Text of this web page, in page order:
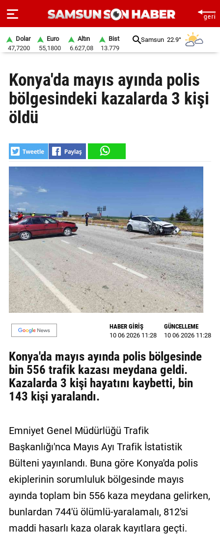
SAYFA
SAMSUN
HABER
GÜNDEM
EKONOMİ
DÜNYA
MAGAZİN
GALERİ
VİDEO
YAZARLAR
BİZE
ULAŞIN
Künye
İletişim
Gizlilik
Dolar
47,7200
Euro
55,1800
Altın
6.627,08
Bist
13.779
Samsun 22.9°
Konya'da mayıs ayında polis
bölgesindeki kazalarda 3 kişi
öldü
HABER GİRİŞ
10 06 2026 11:28
GÜNCELLEME
10 06 2026 11:28
Konya'da mayıs ayında polis bölgesinde
bin 556 trafik kazası meydana geldi.
Kazalarda 3 kişi hayatını kaybetti, bin
143 kişi yaralandı.
Emniyet Genel Müdürlüğü Trafik
Başkanlığı'nca Mayıs Ayı Trafik İstatistik
Bülteni yayınlandı. Buna göre Konya'da polis
ekiplerinin sorumluluk bölgesinde mayıs
ayında toplam bin 556 kaza meydana gelirken,
bunlardan 744'ü ölümlü-yaralamalı, 812'si
maddi hasarlı kaza olarak kayıtlara geçti.